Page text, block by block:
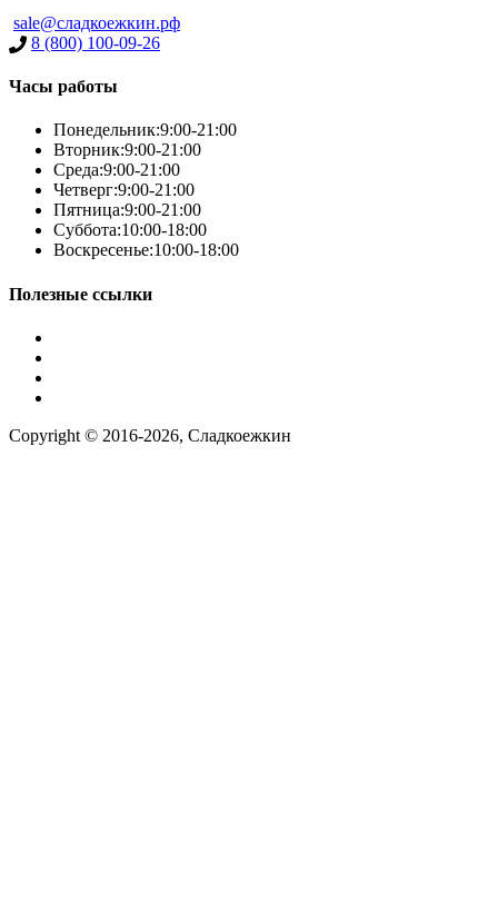
sale@сладкоежкин.рф
8 (800) 100-09-26
Часы работы
Понедельник:9:00-21:00
Вторник:9:00-21:00
Среда:9:00-21:00
Четверг:9:00-21:00
Пятница:9:00-21:00
Суббота:10:00-18:00
Воскресенье:10:00-18:00
Полезные ссылки
Copyright © 2016-2026, Сладкоежкин